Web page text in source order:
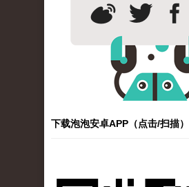
下载泡泡安卓APP（点击/扫描）